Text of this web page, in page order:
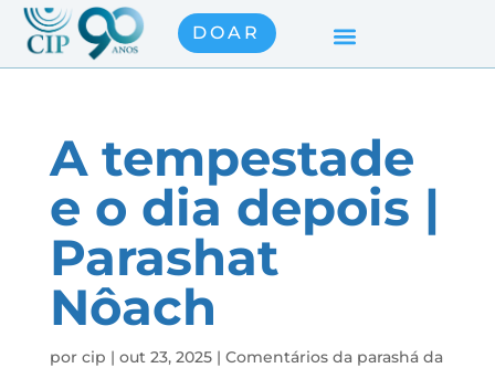
DOAR
A tempestade
e o dia depois |
Parashat
Nôach
por cip | out 23, 2025| Comentários da parashá da